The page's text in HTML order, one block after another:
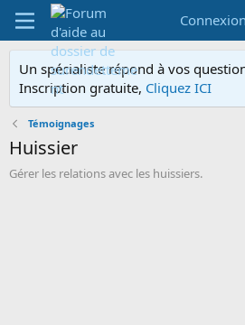
Connexion
Un spécialiste répond à vos
Inscription gratuite, Cliquez ICI
Témoignages
Huissier
Gérer les relations avec les huissiers.